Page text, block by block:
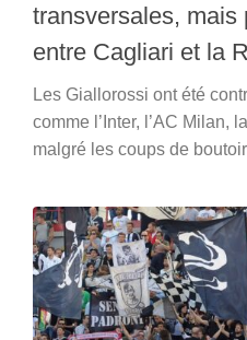
transversales, mais
entre Cagliari et la
Les Giallorossi ont été
comme l’Inter, l’AC Milan,
malgré les coups de